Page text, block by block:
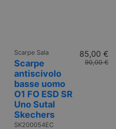
Scarpe Sala
Scarpe
antiscivolo
basse uomo
O1 FO ESD SR
Uno Sutal
Skechers
SK200054EC
85,00 €
90,00 €